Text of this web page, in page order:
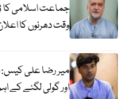
وقت دھرنوں کا
میر رضا علی کیس:
اور گولی لگنے کے